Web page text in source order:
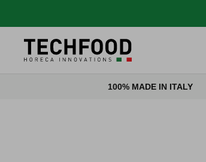
100% MADE IN ITALY